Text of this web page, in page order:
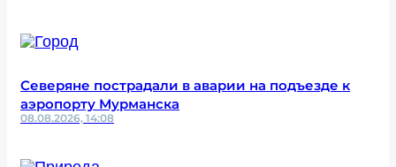
Северяне пострадали в аварии на подъезде к
аэропорту Мурманска
08.08.2026, 14:08